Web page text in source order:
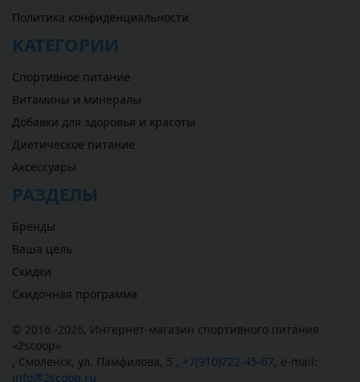
Политика конфиденциальности
КАТЕГОРИИ
Спортивное питание
Витамины и минералы
Добавки для здоровья и красоты
Диетическое питание
Аксессуары
РАЗДЕЛЫ
Бренды
Ваша цель
Скидки
Скидочная программа
© 2016 -2026, Интернет-магазин спортивного питания
«2scoop»
, Смоленск, ул. Памфилова, 5 , +7(910)722-45-67, e-mail:
info@2scoop.ru